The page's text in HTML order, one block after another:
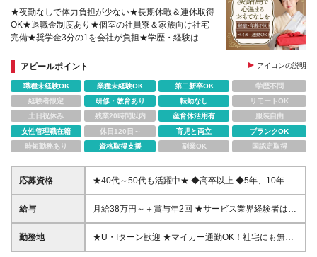
★夜勤なしで体力負担が少ない★長期休暇＆連休取得
OK★退職金制度あり★個室の社員寮＆家族向け社宅
完備★奨学金3分の1を会社が負担★学歴・経験は一
て支援あり
アピールポイント アイコンの説明
職種未経験OK 業種未経験OK 第二新卒OK
学歴不問
経験者限定
研修・教育あり 転勤なし
リモートOK
土日祝休み
残業20時間以内 産育休活用有
服装自由
女性管理職在籍
休日120日～ 育児と両立
ブランクOK
時短勤務あり
資格取得支援 副業OK 国認定取得
応募資格
★40代～50代も活躍中★ ◆高卒以上 ◆5年、10年と
長く活躍するスタッフも多く、安心してスタートでき
る環境です ※もちろん未経験の方も歓迎です！ ★…1
でもっとのびのびと働きたい □淡路島で働くことに興
味がある □都会の喧騒から抜け出したい □もっと自分
給与
月給38万円～＋賞与年2回 ★サービス業界経験者は優
遇します ＼手当充実で生活費を減らせる！／ ★完全
個室のワンルーム単身寮、2DKの社宅を完備！家賃2
勤務地
★U・Iターン歓迎 ★マイカー通勤OK！社宅にも無料
駐車場あり ★独身寮・社宅完備 ┗1R：月2万円～／